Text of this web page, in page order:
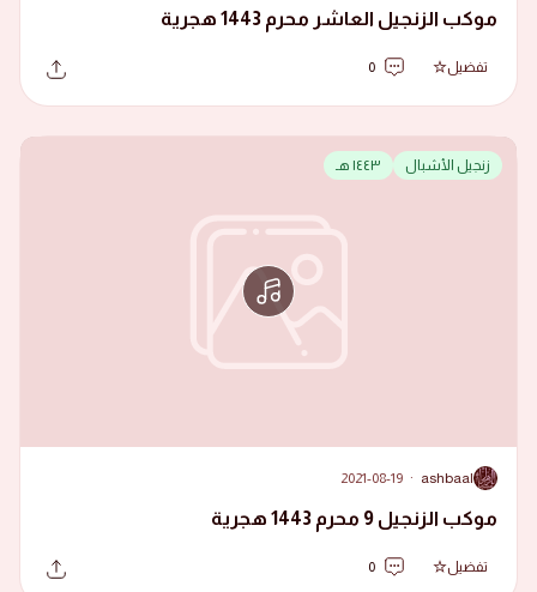
موكب الزنجيل العاشر محرم 1443 هجرية
تفضيل 0
زنجيل الأشبال ١٤٤٣ هـ
A
ashbaal
·
2021-08-19
موكب الزنجيل 9 محرم 1443 هجرية
تفضيل 0